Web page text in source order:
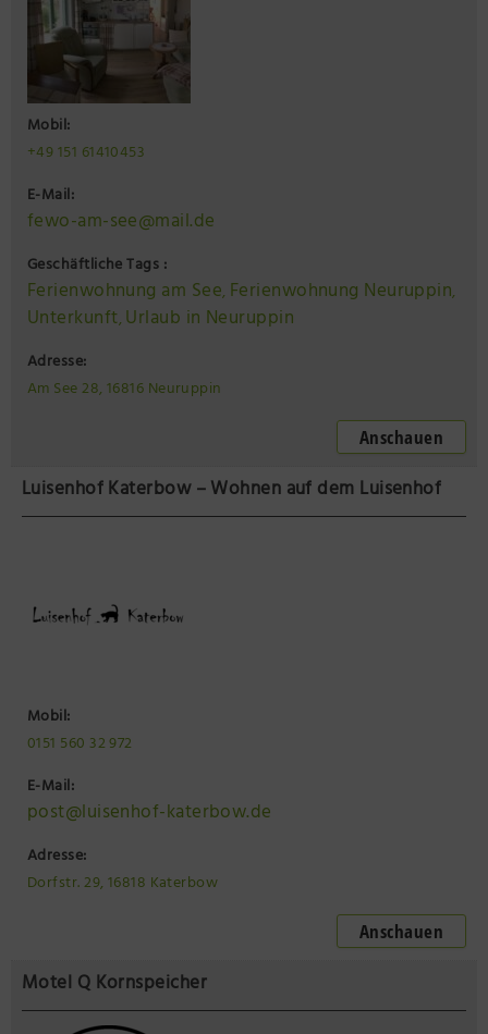
Mobil:
+49 151 61410453
E-Mail:
fewo-am-see@mail.de
Geschäftliche Tags :
Ferienwohnung am See, Ferienwohnung Neuruppin,
Unterkunft, Urlaub in Neuruppin
Adresse:
Am See 28, 16816 Neuruppin
Anschauen
Luisenhof Katerbow – Wohnen auf dem Luisenhof
Mobil:
0151 560 32 972
E-Mail:
post@luisenhof-katerbow.de
Adresse:
Dorfstr. 29, 16818 Katerbow
Anschauen
Motel Q Kornspeicher